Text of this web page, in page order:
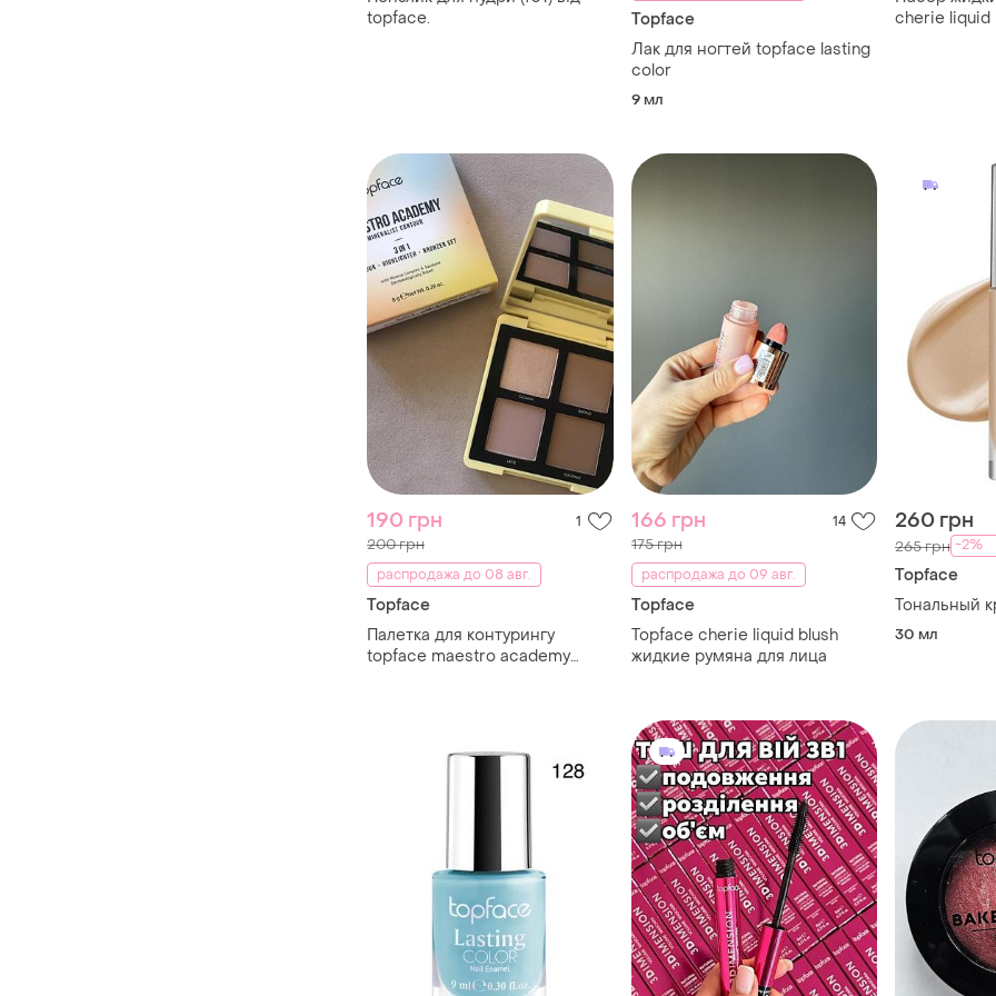
topface.
Topface
Лак для ногтей topface lasting
color
9 мл
cherie liquid
190 грн 1
200 грн
распродажа до 08 авг.
Topface
Палетка для контурингу
topface maestro academy
166 грн 14
175 грн
распродажа до 09 авг.
Topface
Topface cherie liquid blush
жидкие румяна для лица
260 грн
265 грн -2%
Topface
Тональный
30 мл